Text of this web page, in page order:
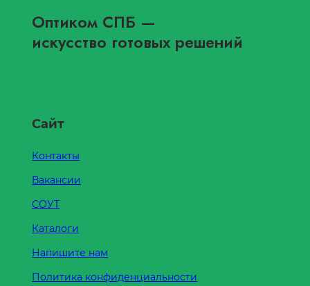
Оптиком СПБ —
искусство готовых решений
Сайт
Контакты
Вакансии
СОУТ
Каталоги
Напишите нам
Политика конфиденциальности